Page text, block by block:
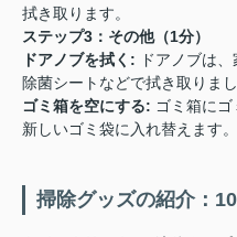
拭き取ります。
ステップ3：その他（1分）
ドアノブを拭く: ドアノブは
除菌シートなどで拭き取りまし
ゴミ箱を空にする: ゴミ箱に
新しいゴミ袋に入れ替えます。
掃除グッズの紹介：